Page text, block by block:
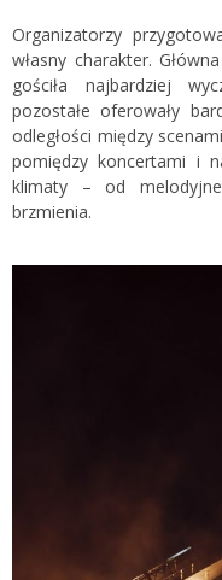
Organizatorzy
własny charakter.
gościła najbardziej
pozostałe oferowały
odległości między
pomiędzy koncertami i
klimaty – od
brzmienia.